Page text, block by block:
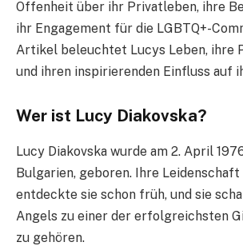
Offenheit über ihr Privatleben, ihre
ihr Engagement für die LGBTQ+-
Artikel beleuchtet Lucys Leben, ihre
und ihren inspirierenden Einfluss auf
Wer ist Lucy Diakovska?
Lucy Diakovska wurde am 2. April
Bulgarien, geboren. Ihre
entdeckte sie schon früh, und sie
Angels zu einer der erfolgreichsten
zu gehören.